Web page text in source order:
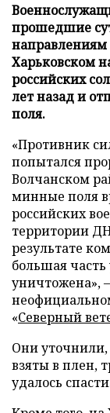
прошедшие
направлениям
Харьковском
российских
лет назад и
поля.
«Противник
попытался
Волчанском
минные поля
российских
территории
результате
большая
уничтожена»,
«Северный
Они
взяты в плен,
удалось